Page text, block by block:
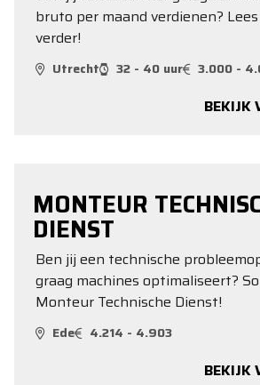
bruto per maand verdienen?
verder!
Utrecht 32 - 40 uur 3.000 -
BEKIJK
MONTEUR
DIENST
Ben jij een technische
graag machines optimaliseert?
Monteur Technische Dienst!
Ede 4.214 - 4.903
BEKIJK